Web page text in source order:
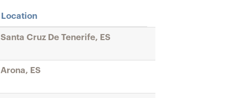
Location
Santa Cruz De Tenerife, ES
Arona, ES